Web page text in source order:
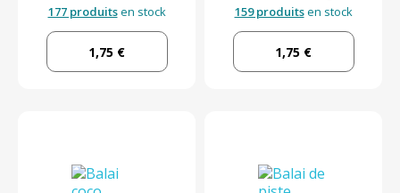
177 produitsen stock
1,75 €
159 produitsen stock
1,75 €